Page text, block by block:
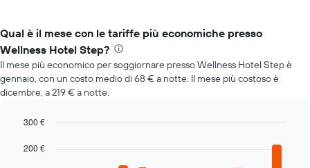
Qual è il mese con le tariffe più economiche presso
Wellness Hotel Step?
Il mese più economico per soggiornare presso Wellness Hotel Step è
gennaio, con un costo medio di 68 € a notte. Il mese più costoso è
dicembre, a 219 € a notte.
chart
graphic.
200 €
300 €